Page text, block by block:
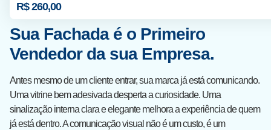
R$260,00
Sua Fachada é o Primeiro
Vendedor da sua Empresa.
Antes mesmo de um cliente entrar, sua marca já está comunicando.
Uma vitrine bem adesivada desperta a curiosidade. Uma
sinalização interna clara e elegante melhora a experiência de quem
já está dentro. A comunicação visual não é um custo, é um